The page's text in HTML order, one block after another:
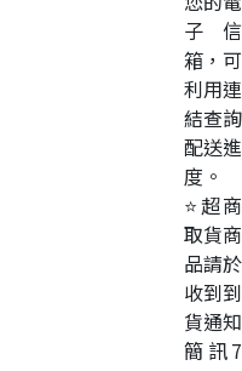
子信
箱，可
利用連
結查詢
配送進
度。
⭐超商
取貨商
品請於
收到到
貨通知
簡訊7